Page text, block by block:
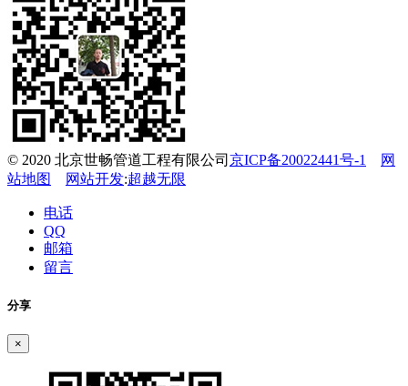
© 2020 北京世畅管道工程有限公司 京ICP备20022441号-1
网
站地图
网站开发:超越无限
电话
QQ
邮箱
留言
分享
×